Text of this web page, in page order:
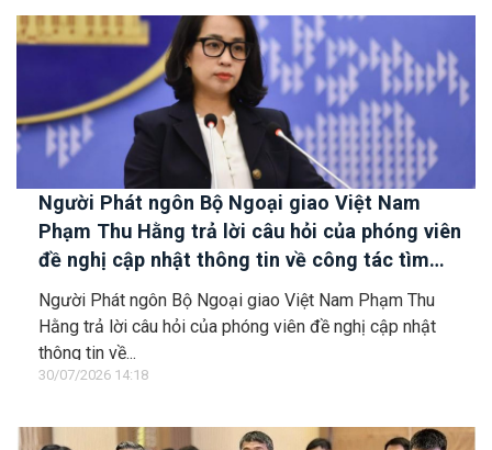
Người Phát ngôn Bộ Ngoại giao Việt Nam
Phạm Thu Hằng trả lời câu hỏi của phóng viên
đề nghị cập nhật thông tin về công tác tìm
kiếm, cứu hộ các thuyền viên Việt Nam trên tàu
Khôi Nguyên 18
Người Phát ngôn Bộ Ngoại giao Việt Nam Phạm Thu
Hằng trả lời câu hỏi của phóng viên đề nghị cập nhật
thông tin về...
30/07/2026 14:18